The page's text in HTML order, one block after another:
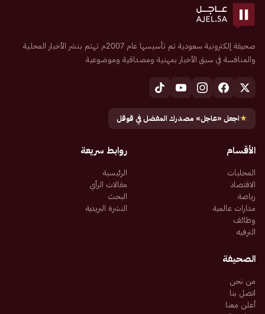
صحيفة إلكترونية سعودية تم تأسيسها عام 2007م تهتم بنشر الأخبار المحلية
والمنافسة في سبق الأخبار بمهنية ومصداقية وموضوعية
★اجعل «عاجل» مصدرك المفضل في قوقل
الأقسام
المحليات
الاقتصاد
رياضة
مدارات عالمية
وظائف
الترفيه
روابط سريعة
الرئيسية
مقالات الرأي
البحث
النشرة البريدية
الصحيفة
من نحن
اتصل بنا
أعلن معنا